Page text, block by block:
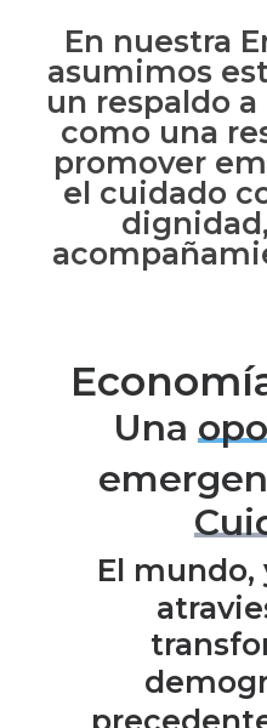
En nuestra
asumimos
un respaldo
como una
promover
el cuidado
Una op
emerge
Cui
El mundo,